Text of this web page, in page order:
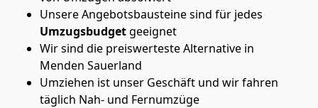
Unsere Angebotsbausteine sind für jedes
Umzugsbudgetgeeignet
Wir sind die preiswerteste Alternative in
Menden Sauerland
Umziehen ist unser Geschäft und wir fahren
täglich Nah- und Fernumzüge